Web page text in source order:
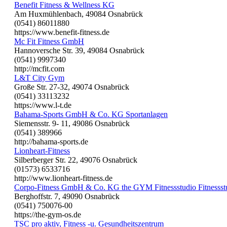
Benefit Fitness & Wellness KG
Am Huxmühlenbach, 49084 Osnabrück
(0541) 86011880
https://www.benefit-fitness.de
Mc Fit Fitness GmbH
Hannoversche Str. 39, 49084 Osnabrück
(0541) 9997340
http://mcfit.com
L&T City Gym
Große Str. 27-32, 49074 Osnabrück
(0541) 33113232
https://www.l-t.de
Bahama-Sports GmbH & Co. KG Sportanlagen
Siemensstr. 9- 11, 49086 Osnabrück
(0541) 389966
http://bahama-sports.de
Lionheart-Fitness
Silberberger Str. 22, 49076 Osnabrück
(01573) 6533716
http://www.lionheart-fitness.de
Corpo-Fitness GmbH & Co. KG the GYM Fitnessstudio
Berghoffstr. 7, 49090 Osnabrück
(0541) 750076-00
https://the-gym-os.de
TSC pro aktiv, Fitness -u. Gesundheitszentrum